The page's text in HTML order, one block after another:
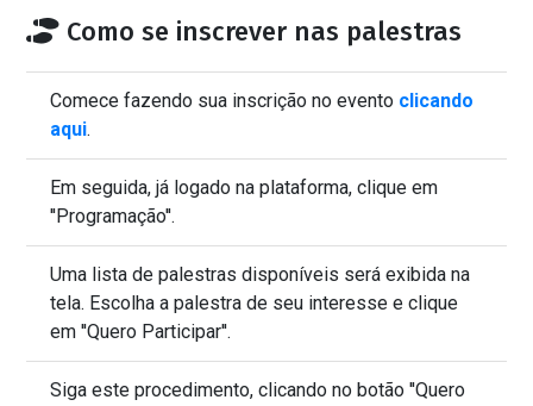
Como se inscrever nas palestras
Comece fazendo sua inscrição no evento clicando
aqui.
Em seguida, já logado na plataforma, clique em
''Programação''.
Uma lista de palestras disponíveis será exibida na
tela. Escolha a palestra de seu interesse e clique
em ''Quero Participar''.
Siga este procedimento, clicando no botão ''Quero